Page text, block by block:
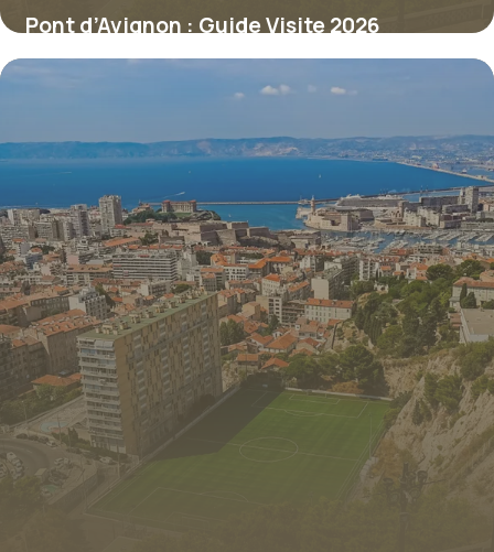
Pont d’Avignon : Guide Visite 2026
6 juillet 2026